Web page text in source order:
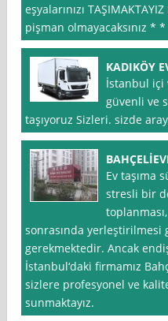
eşyalarınızı
pişman olmayacaksınız
KADIKÖY
İstanbul içi
güvenli ve
taşıyoruz Sizleri. sizde
Ev taşıma
stresli bir
sonrasında yerleştirilmesi
gerekmektedir. Ancak
İstanbul‘daki firmamız
sizlere profesyonel ve
sunmaktayız.